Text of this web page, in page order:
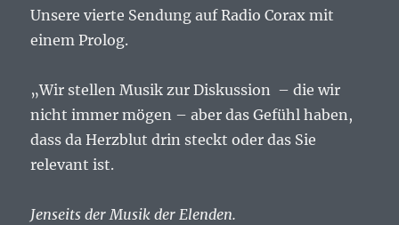
Unsere vierte Sendung auf Radio Corax mit
einem Prolog.
„Wir stellen Musik zur Diskussion – die wir
nicht immer mögen – aber das Gefühl haben,
dass da Herzblut drin steckt oder das Sie
relevant ist.
Jenseits der Musik der Elenden.